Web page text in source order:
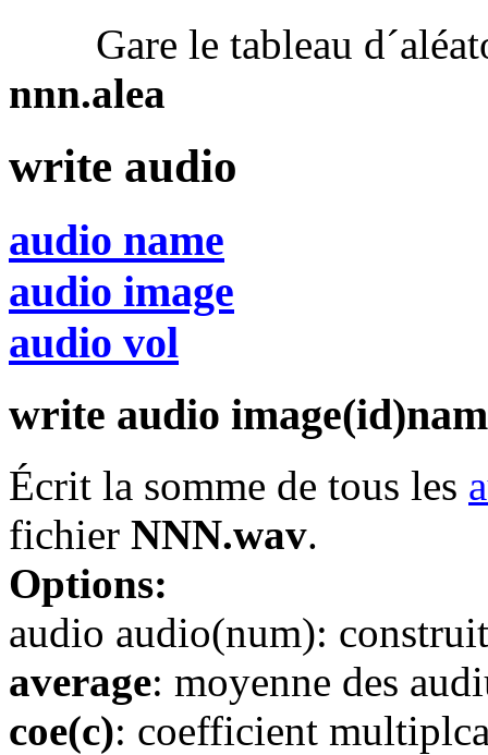
Gare le tableau
nnn.alea
write audio
audio name
audio image
audio vol
write audio
Écrit la somme de tous les
fichier NNN.wav.
Options:
audio audio(num):
average: moyenne des
coe(c): coefficient